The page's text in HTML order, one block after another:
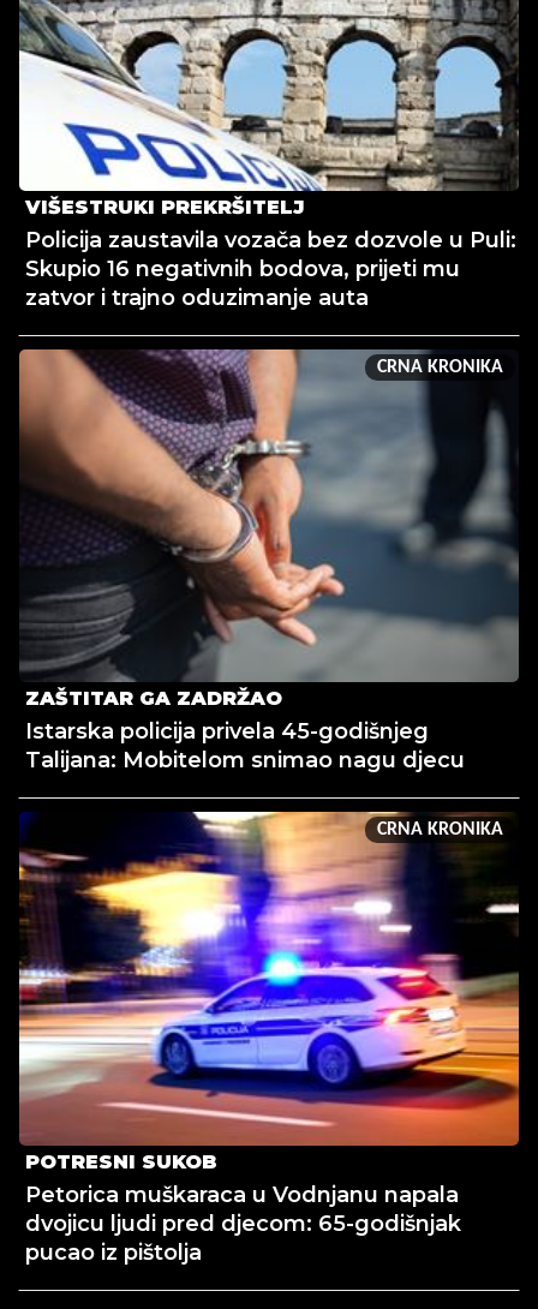
VIŠESTRUKI PREKRŠITELJ
Policija zaustavila vozača bez dozvole u Puli:
Skupio 16 negativnih bodova, prijeti mu
zatvor i trajno oduzimanje auta
CRNA KRONIKA
ZAŠTITAR GA ZADRŽAO
Istarska policija privela 45-godišnjeg
Talijana: Mobitelom snimao nagu djecu
CRNA KRONIKA
POTRESNI SUKOB
Petorica muškaraca u Vodnjanu napala
dvojicu ljudi pred djecom: 65-godišnjak
pucao iz pištolja